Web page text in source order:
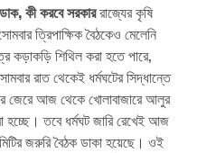
কী করবে সরকাররাজ্যের কৃষি
ত্রিপাক্ষিক বৈঠকেও মেলেনি
কড়াকড়ি শিথিল করা হতে পারে,
রাত থেকেই ধর্মঘটের সিদ্ধান্তে
জেরে আজ থেকে খোলাবাজারে আলুর
তবে ধর্মঘট জারি রেখেই আজ
জরুরি বৈঠক ডাকা হয়েছে। ওই